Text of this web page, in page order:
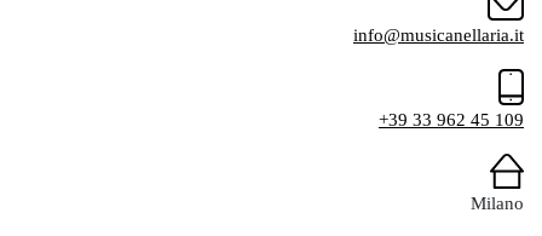
info@musicanellaria.it
+39 33 962 45 109
Milano